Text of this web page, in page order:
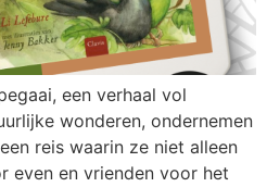
een verhaal vol
wonderen, ondernemen
reis waarin ze niet alleen
even en vrienden voor het